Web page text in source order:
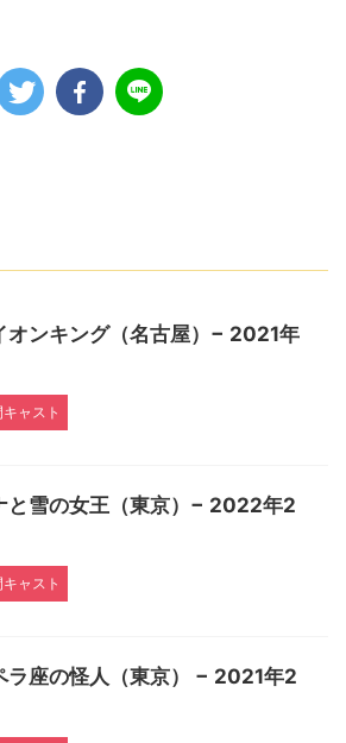
オンキング（名古屋）− 2021年
ャスト
と雪の女王（東京）− 2022年2
ャスト
ラ座の怪人（東京） − 2021年2